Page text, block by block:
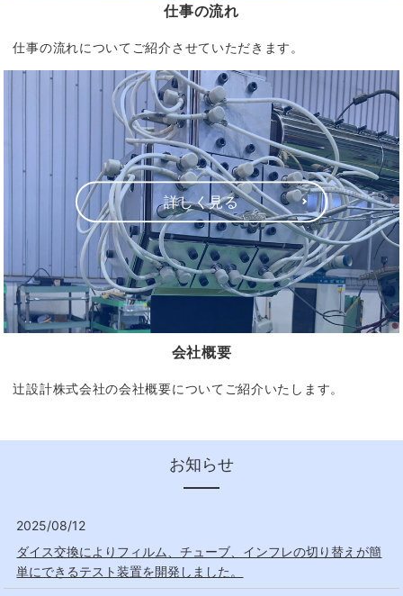
仕事の流れ
仕事の流れについてご紹介させていただきます。
詳しく見る
会社概要
辻設計株式会社の会社概要についてご紹介いたします。
お知らせ
2025/08/12
ダイス交換によりフィルム、チューブ、インフレの切り替えが簡
単にできるテスト装置を開発しました。